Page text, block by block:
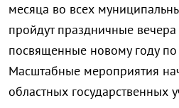
месяца во всех
пройдут праздничные
посвященные новому году
Масштабные мероприятия
областных государственных